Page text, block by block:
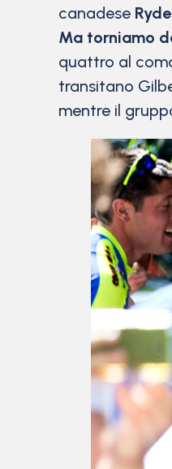
canadese
Ma torniamo
quattro al
transitano
mentre il